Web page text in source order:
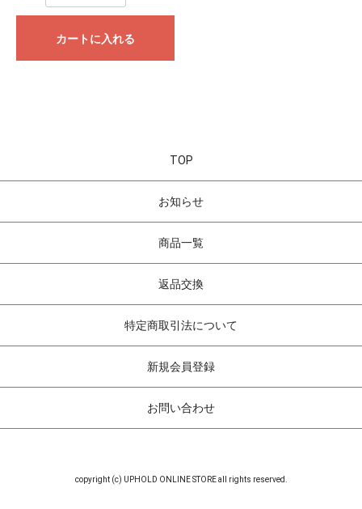
カートに入れる
TOP
お知らせ
商品一覧
返品交換
特定商取引法について
新規会員登録
お問い合わせ
copyright (c) UPHOLD ONLINE STORE all rights reserved.